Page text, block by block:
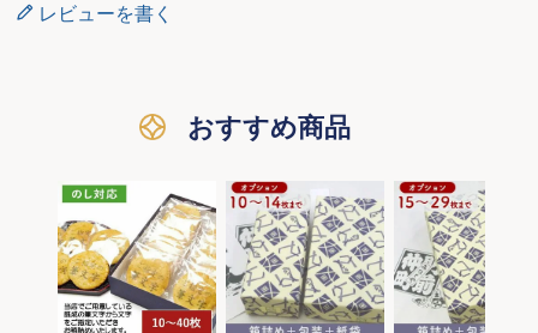
レビューを書く
おすすめ商品